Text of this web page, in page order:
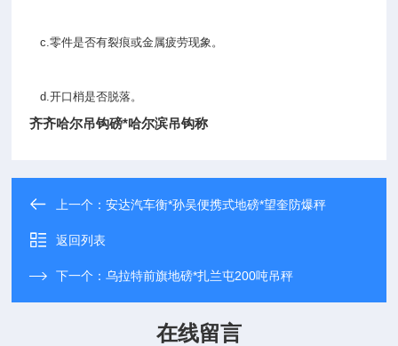
c.零件是否有裂痕或金属疲劳现象。
d.开口梢是否脱落。
齐齐哈尔吊钩磅*哈尔滨吊钩称
上一个：安达汽车衡*孙吴便携式地磅*望奎防爆秤
返回列表
下一个：乌拉特前旗地磅*扎兰屯200吨吊秤
在线留言